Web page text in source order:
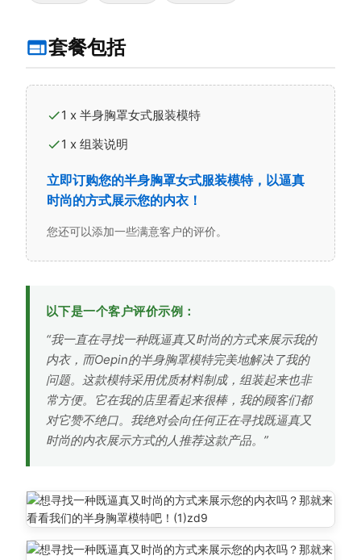
套餐包括
1 x 半身胸罩女式服装模特
1 x 组装说明
立即订购您的半身胸罩女式服装模特，以逼真
时尚的方式展示您的内衣！
您还可以添加一些满意客户的评价。
以下是一个客户评价示例：
“我一直在寻找一种既逼真又时尚的方式来展示我的
内衣，而Oepin的半身胸罩模特完美地解决了我的
问题。这款模特采用优质材料制成，组装起来也非
常方便。它在我的店里看起来很棒，我的顾客们都
对它赞不绝口。我绝对会向任何正在寻找既逼真又
时尚的内衣展示方式的人推荐这款产品。”